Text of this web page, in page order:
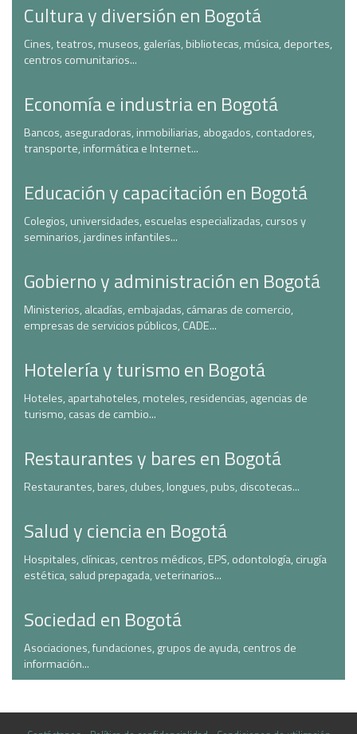
Cultura y diversión en Bogotá
Cines, teatros, museos, galerías, bibliotecas, música, deportes,
centros comunitarios...
Economía e industria en Bogotá
Bancos, aseguradoras, inmobiliarias, abogados, contadores,
transporte, informática e Internet...
Educación y capacitación en Bogotá
Colegios, universidades, escuelas especializadas, cursos y
seminarios, jardines infantiles...
Gobierno y administración en Bogotá
Ministerios, alcadías, embajadas, cámaras de comercio,
empresas de servicios públicos, CADE...
Hotelería y turismo en Bogotá
Hoteles, apartahoteles, moteles, residencias, agencias de
turismo, casas de cambio...
Restaurantes y bares en Bogotá
Restaurantes, bares, clubes, longues, pubs, discotecas...
Salud y ciencia en Bogotá
Hospitales, clínicas, centros médicos, EPS, odontología, cirugía
estética, salud prepagada, veterinarios...
Sociedad en Bogotá
Asociaciones, fundaciones, grupos de ayuda, centros de
información...